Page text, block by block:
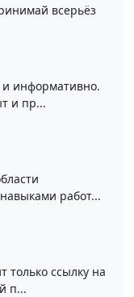
всерьёз
информативно.
и пр...
работ...
ссылку на
п...